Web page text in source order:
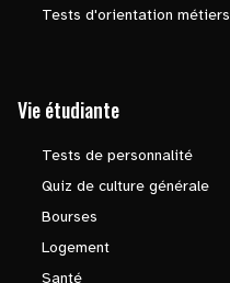
Tests d'orientation métiers
Vie étudiante
Tests de personnalité
Quiz de culture générale
Bourses
Logement
Santé